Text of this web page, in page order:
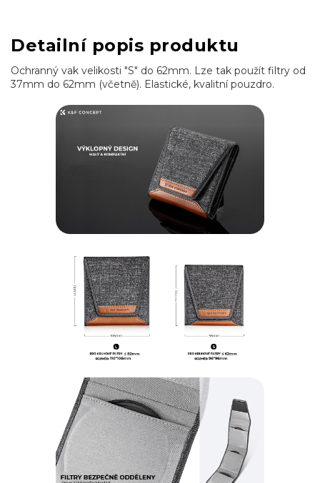
Detailní popis produktu
Ochranný vak velikosti "S" do 62mm. Lze tak použít filtry od
37mm do 62mm (včetně). Elastické, kvalitní pouzdro.